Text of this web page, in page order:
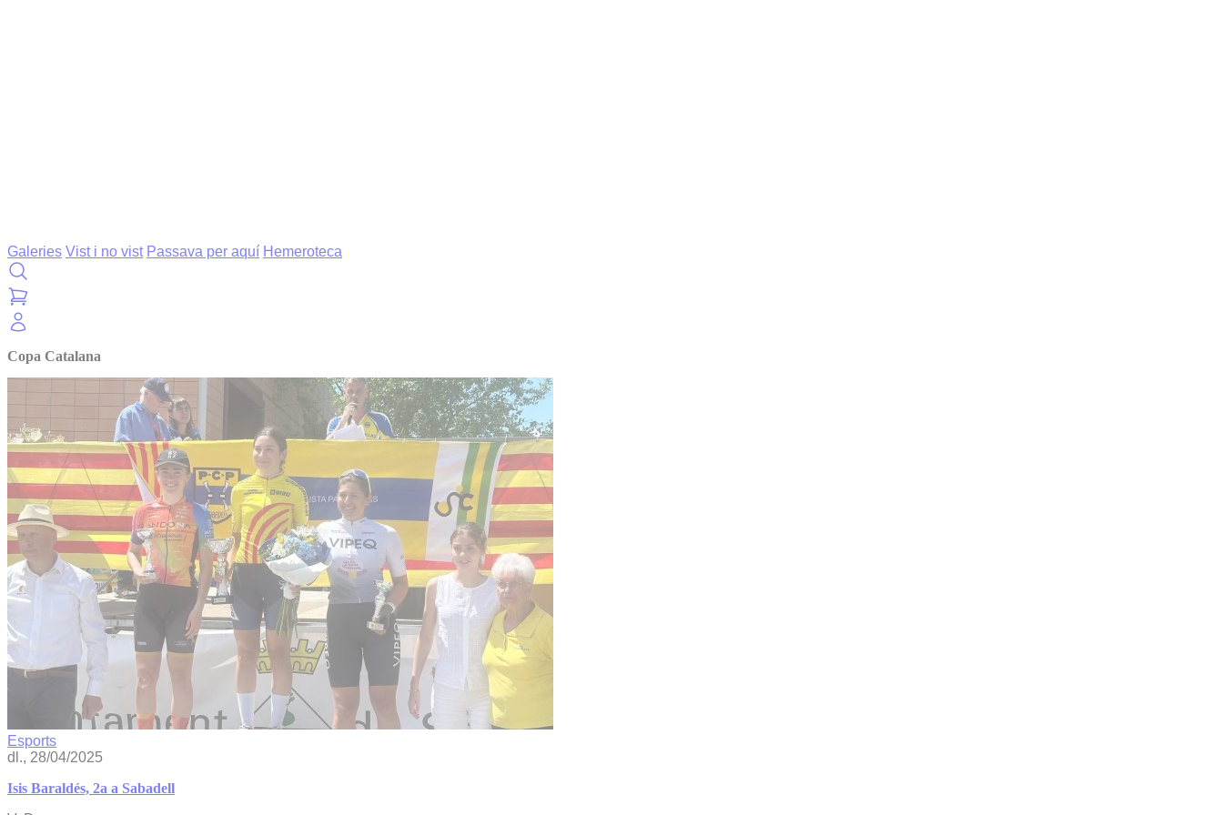
Galeries Vist i no vist Passava per aquí Hemeroteca
Copa Catalana
Esports
dl., 28/04/2025
Isis Baraldés, 2a a Sabadell